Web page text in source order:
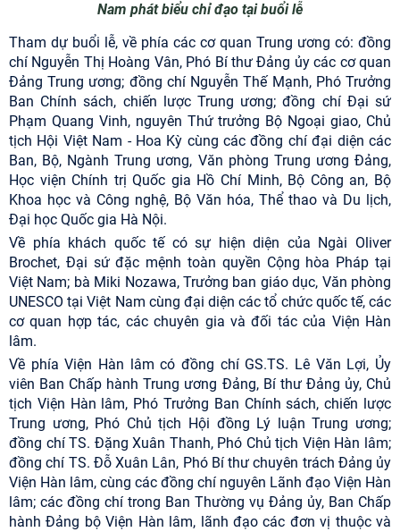
Nam phát biểu chỉ đạo tại buổi lễ
Tham dự buổi lễ, về phía các cơ quan Trung ương có: đồng
chí Nguyễn Thị Hoàng Vân, Phó Bí thư Đảng ủy các cơ quan
Đảng Trung ương; đồng chí Nguyễn Thế Mạnh, Phó Trưởng
Ban Chính sách, chiến lược Trung ương; đồng chí Đại sứ
Phạm Quang Vinh, nguyên Thứ trưởng Bộ Ngoại giao, Chủ
tịch Hội Việt Nam - Hoa Kỳ cùng các đồng chí đại diện các
Ban, Bộ, Ngành Trung ương, Văn phòng Trung ương Đảng,
Học viện Chính trị Quốc gia Hồ Chí Minh, Bộ Công an, Bộ
Khoa học và Công nghệ, Bộ Văn hóa, Thể thao và Du lịch,
Đại học Quốc gia Hà Nội.
Về phía khách quốc tế có sự hiện diện của Ngài Oliver
Brochet, Đại sứ đặc mệnh toàn quyền Cộng hòa Pháp tại
Việt Nam; bà Miki Nozawa, Trưởng ban giáo dục, Văn phòng
UNESCO tại Việt Nam cùng đại diện các tổ chức quốc tế, các
cơ quan hợp tác, các chuyên gia và đối tác của Viện Hàn
lâm.
Về phía Viện Hàn lâm có đồng chí GS.TS. Lê Văn Lợi, Ủy
viên Ban Chấp hành Trung ương Đảng, Bí thư Đảng ủy, Chủ
tịch Viện Hàn lâm, Phó Trưởng Ban Chính sách, chiến lược
Trung ương, Phó Chủ tịch Hội đồng Lý luận Trung ương;
đồng chí TS. Đặng Xuân Thanh, Phó Chủ tịch Viện Hàn lâm;
đồng chí TS. Đỗ Xuân Lân, Phó Bí thư chuyên trách Đảng ủy
Viện Hàn lâm, cùng các đồng chí nguyên Lãnh đạo Viện Hàn
lâm; các đồng chí trong Ban Thường vụ Đảng ủy, Ban Chấp
hành Đảng bộ Viện Hàn lâm, lãnh đạo các đơn vị thuộc và